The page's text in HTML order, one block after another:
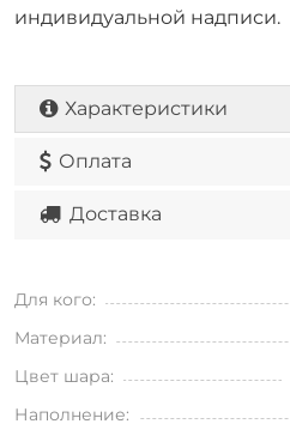
индивидуальной надписи.
Характеристики
Оплата
Доставка
Для кого:
Материал:
Цвет шара:
Наполнение: